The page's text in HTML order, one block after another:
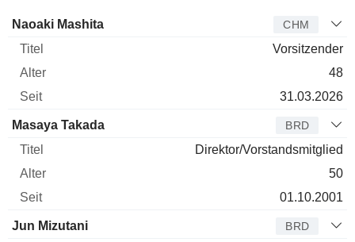
Verwaltungsratsmitglied
Naoaki Mashita CHM
Vorsitzender
48
31.03.2026
Masaya Takada BRD
Direktor/Vorstandsmitglied
50
01.10.2001
Jun Mizutani BRD